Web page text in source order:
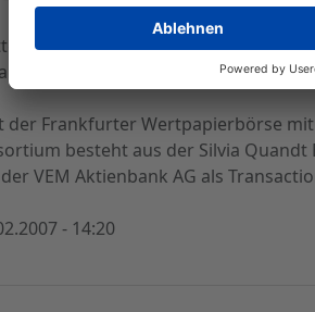
dem im Konsortium als Selling
86,7% institutionellen
Frankfurter Wertpapierbörse
besteht aus der Silvia
VEM Aktienbank AG als
- 14:20